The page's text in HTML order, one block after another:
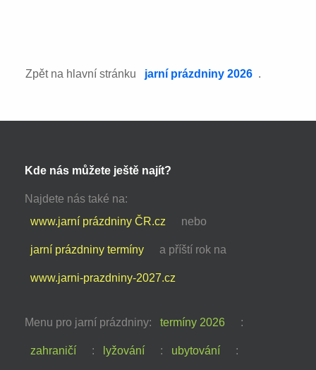
Zpět na hlavní stránku jarní prázdniny 2026 .
Kde nás můžete ještě najít?
Najdete nás také na:
www.jarní prázdniny ČR.cz
nebo
jarní prázdniny termíny a příští rok na
www.jarni-prazdniny-2027.cz
Menu pro jarní prázdniny: termíny 2026 :
zahraničí : lyžování : ubytování :